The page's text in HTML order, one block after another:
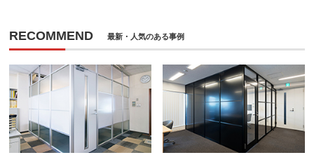
RECOMMEND 最新・人気のある事例